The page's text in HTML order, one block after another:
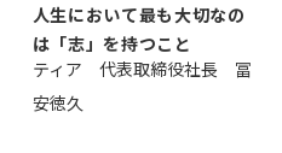
人生において最も大切なの
は「志」を持つこと
ティア 代表取締役社長 冨
安徳久